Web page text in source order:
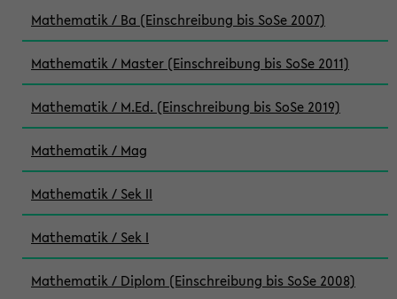
Mathematik / Ba (Einschreibung bis SoSe 2007)
Mathematik / Master (Einschreibung bis SoSe 2011)
Mathematik / M.Ed. (Einschreibung bis SoSe 2019)
Mathematik / Mag
Mathematik / Sek II
Mathematik / Sek I
Mathematik / Diplom (Einschreibung bis SoSe 2008)